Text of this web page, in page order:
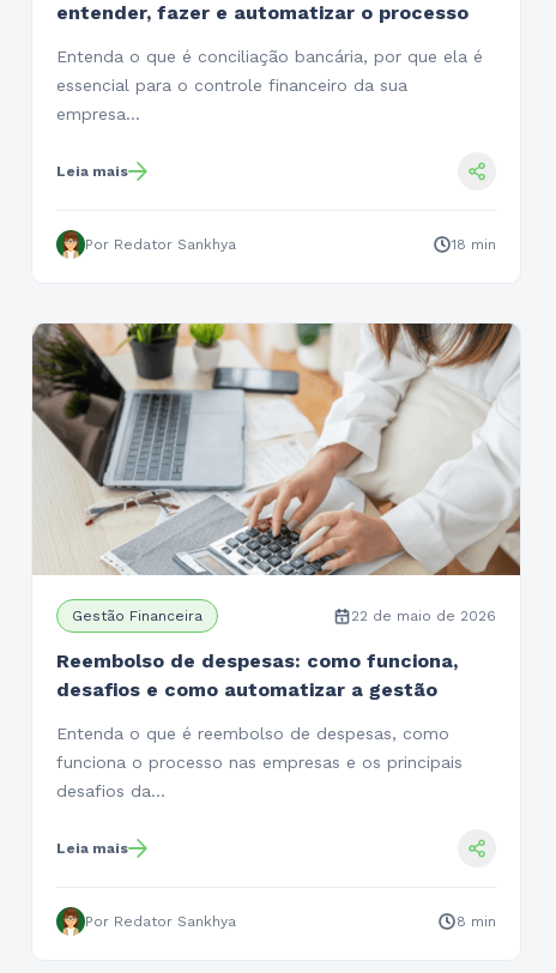
entender, fazer e automatizar o processo
Entenda o que é conciliação bancária, por que ela é
essencial para o controle financeiro da sua
empresa…
Leia mais
Por Redator Sankhya 18 min
Gestão Financeira 22 de maio de 2026
Reembolso de despesas: como funciona,
desafios e como automatizar a gestão
Entenda o que é reembolso de despesas, como
funciona o processo nas empresas e os principais
desafios da…
Leia mais
Por Redator Sankhya 8 min